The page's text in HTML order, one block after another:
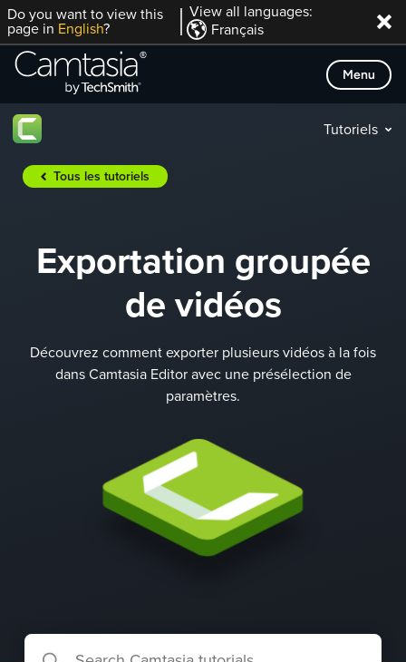
Passer
directement
contenu
Do you want to view this
page in English?
View all languages:
Français
Menu
Tutoriels
Tous les tutoriels
Exportation groupée
de vidéos
Découvrez comment exporter plusieurs vidéos à la fois
dans Camtasia Editor avec une présélection de
paramètres.